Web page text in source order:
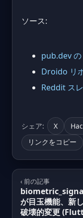
ソース:
pub.dev
Droido リ
Reddit ス
シェア: X
リンクをコピー
‹ 前の記事
が目玉機能、新
破壊的変更